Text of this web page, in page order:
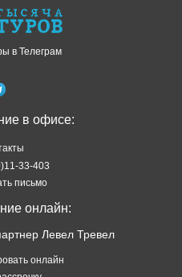
в Телеграм
в офисе:
33-403
письмо
онлайн: